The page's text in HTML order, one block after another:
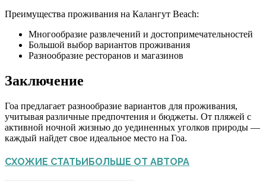
Преимущества проживания на Калангут Beach:
Многообразие развлечений и достопримечательностей
Большой выбор вариантов проживания
Разнообразие ресторанов и магазинов
Заключение
Гоа предлагает разнообразие вариантов для проживания,
учитывая различные предпочтения и бюджеты. От пляжей с
активной ночной жизнью до уединенных уголков природы —
каждый найдет свое идеальное место на Гоа.
СХОЖИЕ СТАТЬИБОЛЬШЕ ОТ АВТОРА